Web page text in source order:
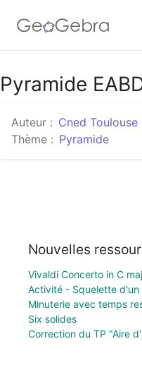
Se
Pyramide
Auteur : Cned Toulouse
Thème : Pyramide
Nouvelles
Vivaldi Concerto in C
Activité - Squelette d'un
Minuterie avec temps
Six solides
Correction du TP "Aire